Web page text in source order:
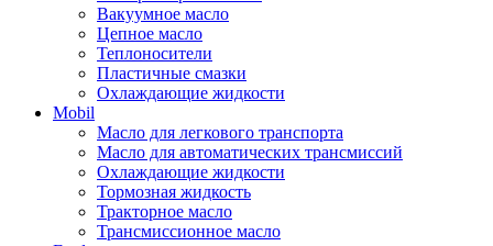
Вакуумное масло
Цепное масло
Теплоносители
Пластичные смазки
Охлаждающие жидкости
Mobil
Масло для легкового транспорта
Масло для автоматических трансмиссий
Охлаждающие жидкости
Тормозная жидкость
Тракторное масло
Трансмиссионное масло